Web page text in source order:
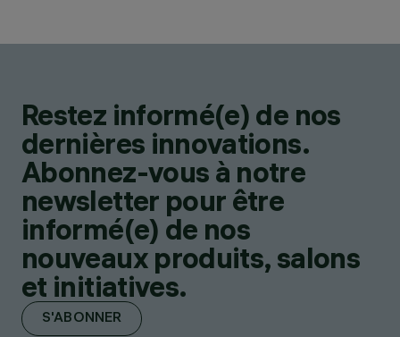
Restez informé(e) de nos
dernières innovations.
Abonnez-vous à notre
newsletter pour être
informé(e) de nos
nouveaux produits, salons
et initiatives.
S'ABONNER